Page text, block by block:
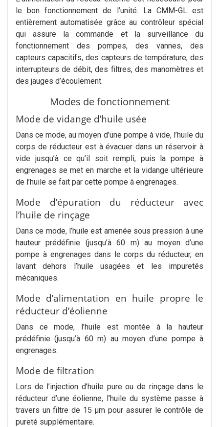
le bon fonctionnement de l’unité. La CMM-GL est
entièrement automatisée grâce au contrôleur spécial
qui assure la commande et la surveillance du
fonctionnement des pompes, des vannes, des
capteurs capacitifs, des capteurs de température, des
interrupteurs de débit, des filtres, des manomètres et
des jauges d’écoulement.
Modes de fonctionnement
Mode de vidange d’huile usée
Dans ce mode, au moyen d’une pompe à vide, l’huile du
corps de réducteur est à évacuer dans un réservoir à
vide jusqu’à ce qu’il soit rempli, puis la pompe à
engrenages se met en marche et la vidange ultérieure
de l’huile se fait par cette pompe à engrenages.
Mode d’épuration du réducteur avec
l’huile de rinçage
Dans ce mode, l’huile est amenée sous pression à une
hauteur prédéfinie (jusqu’à 60 m) au moyen d’une
pompe à engrenages dans le corps du réducteur, en
lavant dehors l’huile usagées et les impuretés
mécaniques.
Mode d’alimentation en huile propre le
réducteur d’éolienne
Dans ce mode, l’huile est montée à la hauteur
prédéfinie (jusqu’à 60 m) au moyen d’une pompe à
engrenages.
Mode de filtration
Lors de l’injection d’huile pure ou de rinçage dans le
réducteur d’une éolienne, l’huile du système passe à
travers un filtre de 15 µm pour assurer le contrôle de
pureté supplémentaire.